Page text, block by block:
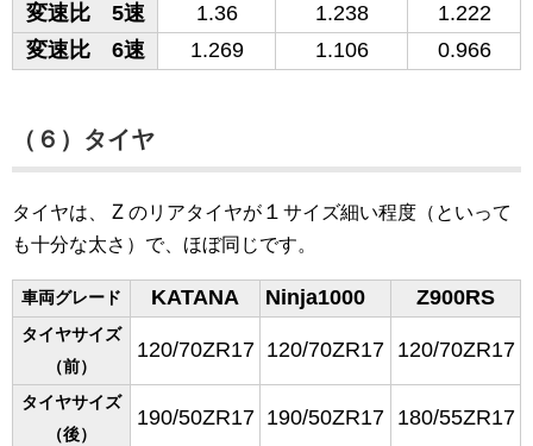
変速比 5速
1.36 1.238
1.222
変速比 6速
1.269 1.106 0.966
（６）タイヤ
タイヤは、 Ｚ のリアタイヤが １ サイズ細い程度（といって
も十分な太さ）で、ほぼ同じです。
車両グレード KATANA Ninja1000 Z900RS
タイヤサイズ
（前）
120/70ZR17 120/70ZR17 120/70ZR17
タイヤサイズ
（後）
190/50ZR17 190/50ZR17 180/55ZR17